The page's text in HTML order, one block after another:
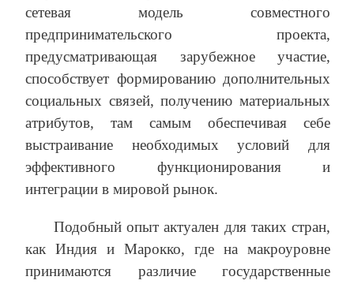
сетевая модель совместного
предпринимательского проекта,
предусматривающая зарубежное участие,
способствует формированию дополнительных
социальных связей, получению материальных
атрибутов, там самым обеспечивая себе
выстраивание необходимых условий для
эффективного функционирования и
интеграции в мировой рынок.
Подобный опыт актуален для таких стран,
как Индия и Марокко, где на макроуровне
принимаются различие государственные